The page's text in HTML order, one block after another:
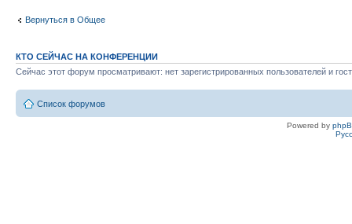
Вернуться в Общее
КТО СЕЙЧАС НА КОНФЕРЕНЦИИ
Сейчас этот форум просматривают: нет зарегистрированных пользователей и
Список форумов
Powered by